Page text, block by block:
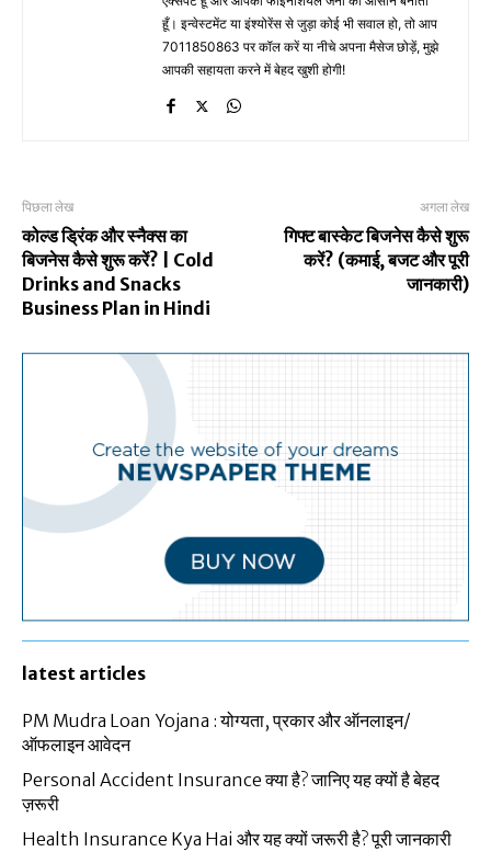
हूँ। इन्वेस्टमेंट या इंश्योरेंस से जुड़ा कोई भी सवाल हो, तो आप
7011850863 पर कॉल करें या नीचे अपना मैसेज छोड़ें, मुझे
आपकी सहायता करने में बेहद खुशी होगी!
पिछला लेख
कोल्ड ड्रिंक और स्नैक्स का
बिजनेस कैसे शुरू करें? | Cold
Drinks and Snacks
Business Plan in Hindi
अगला लेख
गिफ्ट बास्केट बिजनेस कैसे शुरू
करें? (कमाई, बजट और पूरी
जानकारी)
latest articles
PM Mudra Loan Yojana : योग्यता, प्रकार और ऑनलाइन/
ऑफलाइन आवेदन
Personal Accident Insurance क्या है? जानिए यह क्यों है बेहद
ज़रूरी
Health Insurance Kya Hai और यह क्यों जरूरी है? पूरी जानकारी